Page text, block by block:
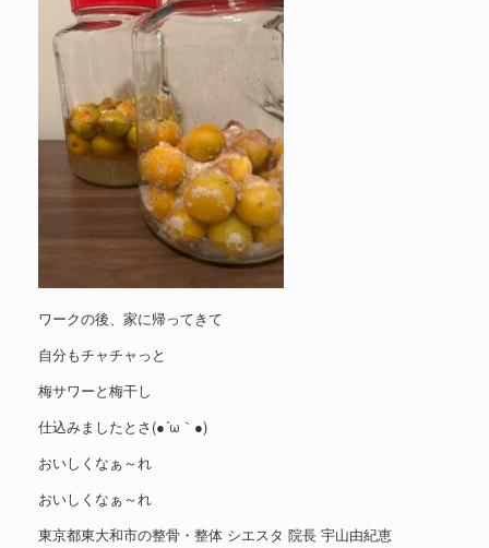
ワークの後、家に帰ってきて
自分もチャチャっと
梅サワーと梅干し
仕込みましたとさ(●´ω｀●)
おいしくなぁ～れ
おいしくなぁ～れ
東京都東大和市の整骨・整体 シエスタ 院長 宇山由紀恵